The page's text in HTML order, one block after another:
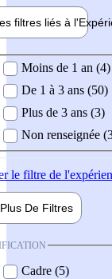
filtres liés à l'
demandée
Moins de 1 an (4)
De 1 à 3 ans (50)
Plus de 3 ans (3)
Non renseignée
le filtre de
Plus De Filtres
Cadre (5)